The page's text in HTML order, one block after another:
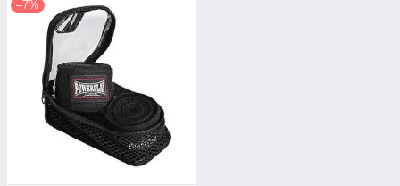
–7%